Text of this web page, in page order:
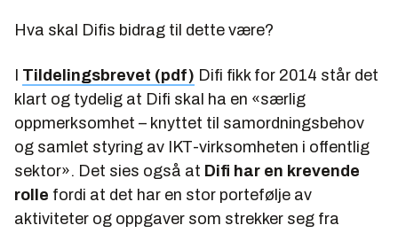
Hva skal Difis bidrag til dette være?
Tildelingsbrevet (pdf) Difi fikk for 2014 står det
klart og tydelig at Difi skal ha en «særlig
oppmerksomhet – knyttet til samordningsbehov
og samlet styring av IKT-virksomheten i offentlig
sektor». Det sies også at Difi har en krevende
rolle fordi at det har en stor portefølje av
aktiviteter og oppgaver som strekker seg fra